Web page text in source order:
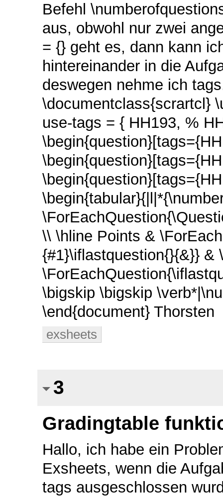
Befehl
aus, obwohl nur zwei
= {} geht es, dann kann
hintereinander in die
deswegen nehme ich
\documentclass{scrartcl}
use-tags = { HH193, %
\\ \hline Points &
{#1}\iflastquestion{}{&}}
\bigskip \bigskip
\end{document} Thorsten
exsheets
3
Gradingtable
Hallo, ich habe ein
Exsheets, wenn die
tags ausgeschlossen